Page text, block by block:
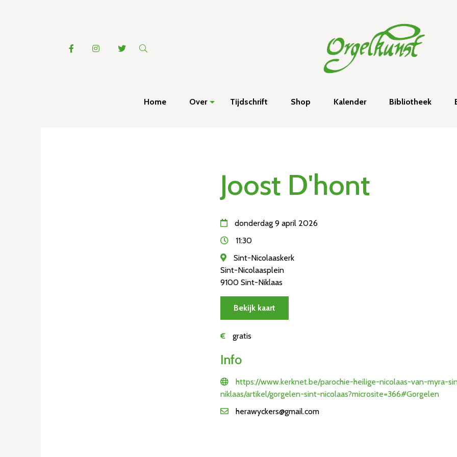
Home Over Tijdschrift Shop Kalender Bibliotheek
Joost D'hont
donderdag 9 april 2026
11:30
Sint-Nicolaaskerk
Sint-Nicolaasplein
9100 Sint-Niklaas
Bekijk kaart
€ gratis
Info
https://www.kerknet.be/parochie-heilige-nicolaas-van-myra-
niklaas/artikel/gorgelen-sint-nicolaas?microsite=366#Gorgelen
herawyckers@gmail.com